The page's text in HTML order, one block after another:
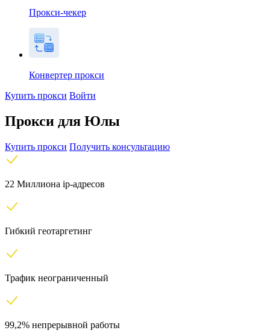
Прокси-чекер
Конвертер прокси
Купить прокси Войти
Прокси для Юлы
Купить прокси Получить консультацию
22 Миллиона ip-адресов
Гибкий геотаргетинг
Трафик неограниченный
99,2% непрерывной работы